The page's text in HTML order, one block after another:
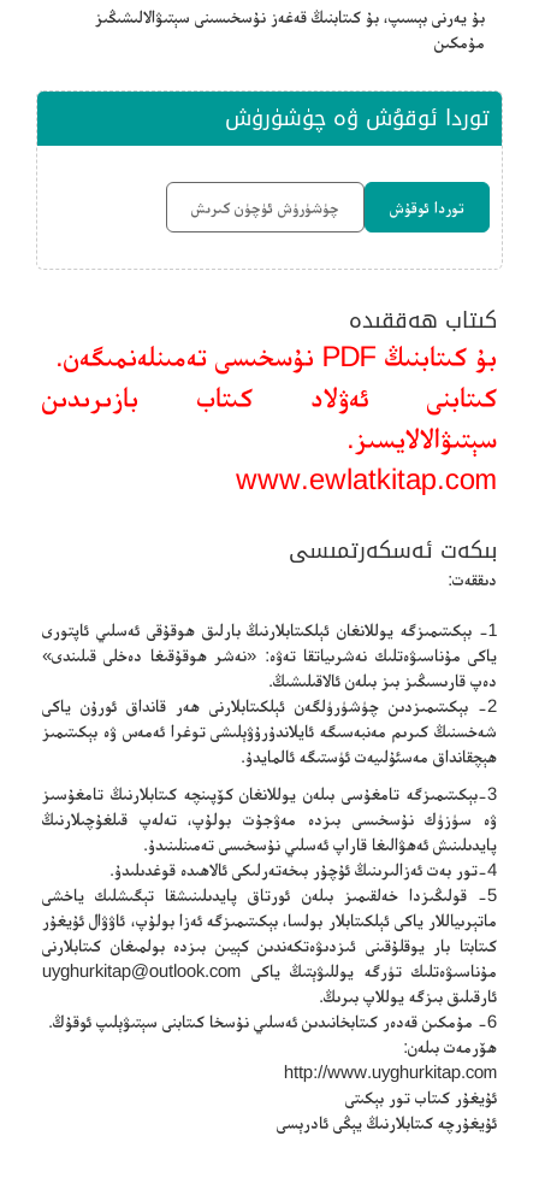
بۇ يەرنى بېسىپ، بۇ كىتابنىڭ قەغەز نۇسخىسىنى سېتىۋالالىشىڭىز
مۇمكىن
توردا ئوقۇش ۋە چۈشۈرۈش
توردا ئوقۇش چۈشۈرۈش ئۈچۈن كىرىش
كىتاب ھەققىدە
بۇ كىتابنىڭ PDF نۇسخىسى تەمىنلەنمىگەن.
كىتابنى ئەۋلاد كىتاب بازىرىدىن
سېتىۋالالايسىز.
www.ewlatkitap.com
بىكەت ئەسكەرتمىسى
دىققەت:
1- بېكىتىمىزگە يوللانغان ئېلكىتابلارنىڭ بارلىق ھوقۇقى ئەسلىي ئاپتورى
ياكى مۇناسىۋەتلىك نەشرىياتقا تەۋە: «نەشر ھوقۇقىغا دەخلى قىلىندى»
دەپ قارىسىڭىز بىز بىلەن ئالاقىلىشىڭ.
2- بېكىتىمىزدىن چۈشۈرۈلگەن ئېلكىتابلارنى ھەر قانداق ئورۇن ياكى
شەخسنىڭ كىرىم مەنبەسىگە ئايلاندۇرۇۋېلىشى توغرا ئەمەس ۋە بېكىتىمىز
ھېچقانداق مەسئۇلىيەت ئۈستىگە ئالمايدۇ.
3-بېكىتىمىزگە تامغۇسى بىلەن يوللانغان كۆپىنچە كىتابلارنىڭ تامغۇسىز
ۋە سۈزۈك نۇسخىسى بىزدە مەۋجۇت بولۇپ، تەلەپ قىلغۇچىلارنىڭ
پايدىلىنىش ئەھۋالىغا قاراپ ئەسلىي نۇسخىسى تەمىنلىنىدۇ.
4-تور بەت ئەزالىرىنىڭ ئۇچۇر بىخەتەرلىكى ئالاھىدە قوغدىلىدۇ.
5- قولىڭىزدا خەلقىمىز بىلەن ئورتاق پايدىلىنىشقا تېگىشلىك ياخشى
ماتېرىياللار ياكى ئېلكىتابلار بولسا، بېكىتىمىزگە ئەزا بولۇپ، ئاۋۋال ئۇيغۇر
كىتابتا بار يوقلۇقىنى ئىزدىۋەتكەندىن كېيىن بىزدە بولمىغان كىتابلارنى
مۇناسىۋەتلىك تۈرگە يوللىۋېتىڭ ياكى uyghurkitap@outlook.com
ئارقىلىق بىزگە يوللاپ بىرىڭ.
6- مۇمكىن قەدەر كىتابخانىدىن ئەسلىي نۇسخا كىتابنى سېتىۋېلىپ ئوقۇڭ.
ھۆرمەت بىلەن:
http://www.uyghurkitap.com
ئۇيغۇر كىتاب تور بېكىتى
ئۇيغۇرچە كىتابلارنىڭ يېڭى ئادرېسى